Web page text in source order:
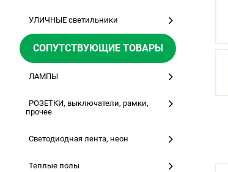
УЛИЧНЫЕ светильники
СОПУТСТВУЮЩИЕ ТОВАРЫ
ЛАМПЫ
РОЗЕТКИ, выключатели, рамки,
прочее
Светодиодная лента, неон
Теплые полы